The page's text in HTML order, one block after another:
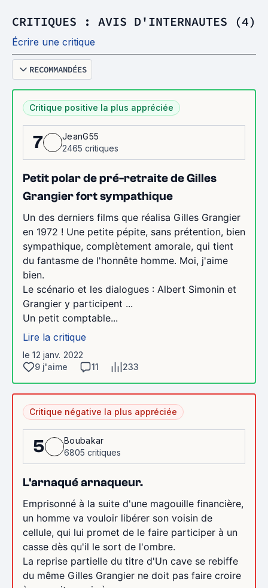
CRITIQUES : AVIS D'INTERNAUTES (4)
Écrire une critique
RECOMMANDÉES
Critique positive la plus appréciée
7
JeanG55
2465 critiques
Petit polar de pré-retraite de Gilles
Grangier fort sympathique
Un des derniers films que réalisa Gilles Grangier
en 1972 ! Une petite pépite, sans prétention, bien
sympathique, complètement amorale, qui tient
du fantasme de l'honnête homme. Moi, j'aime
bien.
Le scénario et les dialogues : Albert Simonin et
Grangier y participent ...
Un petit comptable...
Lire la critique
le 12 janv. 2022
9 j'aime
11 233
Critique négative la plus appréciée
5
Boubakar
6805 critiques
L'arnaqué arnaqueur.
Emprisonné à la suite d'une magouille financière,
un homme va vouloir libérer son voisin de
cellule, qui lui promet de le faire participer à un
casse dès qu'il le sort de l'ombre.
La reprise partielle du titre d'Un cave se rebiffe
du même Gilles Grangier ne doit pas faire croire